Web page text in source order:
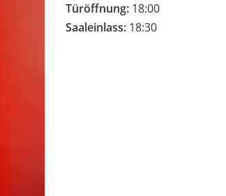
Türöffnung: 18:00
Saaleinlass: 18:30